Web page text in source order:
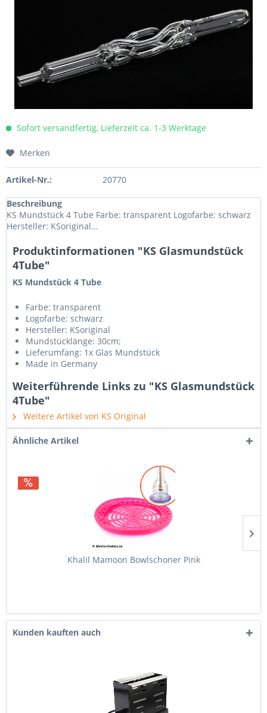
Sofort versandfertig, Lieferzeit ca. 1-3 Werktage
Merken
Artikel-Nr.: 20770
Beschreibung
KS Mundstück 4 Tube Farbe: transparent Logofarbe: schwarz
Hersteller: KSoriginal...
Produktinformationen "KS Glasmundstück
4Tube"
KS Mundstück 4 Tube
Farbe: transparent
Logofarbe: schwarz
Hersteller: KSoriginal
Mundstücklänge: 30cm;
Lieferumfang: 1x Glas Mundstück
Made in Germany
Weiterführende Links zu "KS Glasmundstück
4Tube"
Weitere Artikel von KS Original
Ähnliche Artikel
Khalil Mamoon Bowlschoner Pink
Kunden kauften auch